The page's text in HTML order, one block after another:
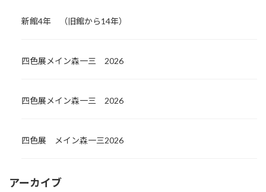
新館4年 （旧館から14年）
四色展メイン森一三 2026
四色展メイン森一三 2026
四色展 メイン森一三2026
アーカイブ